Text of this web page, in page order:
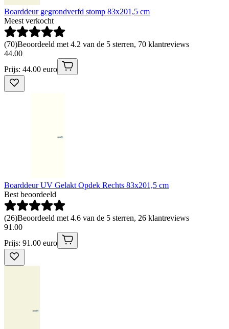
Boarddeur gegrondverfd stomp 83x201,5 cm
Meest verkocht
(70)Beoordeeld met 4.2 van de 5 sterren, 70 klantreviews
44.00
Prijs: 44.00 euro
Boarddeur UV Gelakt Opdek Rechts 83x201,5 cm
Best beoordeeld
(26)Beoordeeld met 4.6 van de 5 sterren, 26 klantreviews
91 .00
Prijs: 91.00 euro